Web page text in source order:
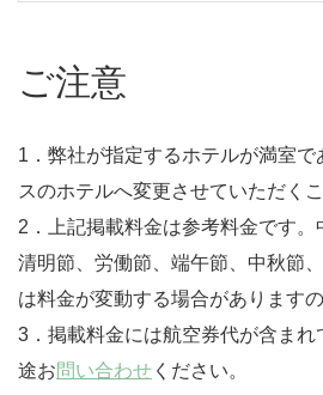
ご注意
1．弊社が指定するホテルが満室で
スのホテルへ変更させていただく
2．上記掲載料金は参考料金です。
清明節、労働節、端午節、中秋節
は料金が変動する場合があります
3．掲載料金には航空券代が含まれ
途お問い合わせ ください。